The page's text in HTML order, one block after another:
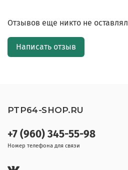
Отзывов еще никто не оставлял
Написать отзыв
+7 (960) 345-55-98
Номер телефона для связи
PTP64-SHOP.RU